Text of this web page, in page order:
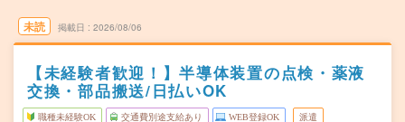
未読 掲載日 2026/08/06
【未経験者歓迎！】半導体装置の点検・薬液
交換・部品搬送/日払いOK
職種未経験OK 交通費別途支給あり WEB登録OK 派遣